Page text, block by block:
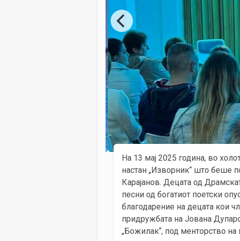
На 13 мај 2025 година, во
настан „Изворник“ што беше
Карајанов. Децата од
песни од богатиот поетски
благодарение на децата кои
придружбата на Јована
„Божилак“, под менторство